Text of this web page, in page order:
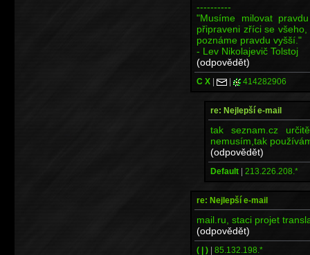
----------
"Musíme milovat
připraveni zříci se
poznáme pravdu vyšší."
- Lev Nikolajevič Tolstoj
(odpovědět)
C X | | 414282906
re: Nejlepší e-mail
tak seznam.cz
nemusím,tak
(odpovědět)
Default | 213.226.208.*
re: Nejlepší e-mail
mail.ru, staci projet
(odpovědět)
( | ) | 85.132.198.*